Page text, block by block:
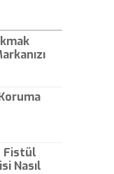
"Macintosh"
Fistül
Nasıl